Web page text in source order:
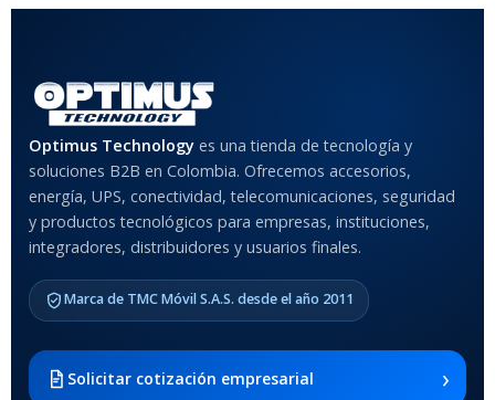
COLOR
Anti-Shock
MODELO DE TABLETS
COMPATIBLES
2021 SM-x200 / Samsung
Galaxy Tab A8 10.5 2021 SM-
x205
Optimus Technology es una tienda de tecnología y
soluciones B2B en Colombia. Ofrecemos accesorios,
energía, UPS, conectividad, telecomunicaciones, seguridad
y productos tecnológicos para empresas, instituciones,
integradores, distribuidores y usuarios finales.
Marca de TMC Móvil S.A.S. desde el año 2011
Solicitar cotización empresarial ›